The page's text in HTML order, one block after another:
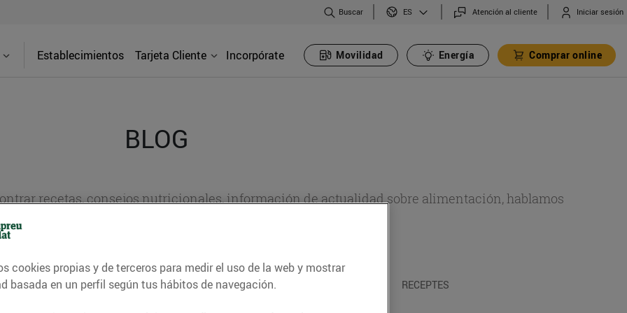
Buscar ES Atención al cliente Iniciar sesión
Establecimientos Tarjeta Cliente Incorpórate Movilidad Energía Comprar online
BLOG
recetas, consejos nutricionales, información de actualidad sobre alimentación, hablamos
gastronomía de nuestro territorio y muchos otros temas.
CONSELLS I HÀBITS SALUDABLES ENERGIA GASTRONOMIA I TRADICIONS RECEPTES
cookies propias y de terceros para medir el uso de la web y mostrar
basada en un perfil según tus hábitos de navegación.